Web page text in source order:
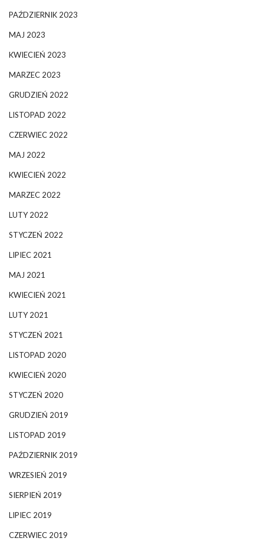
PAŹDZIERNIK 2023
MAJ 2023
KWIECIEŃ 2023
MARZEC 2023
GRUDZIEŃ 2022
LISTOPAD 2022
CZERWIEC 2022
MAJ 2022
KWIECIEŃ 2022
MARZEC 2022
LUTY 2022
STYCZEŃ 2022
LIPIEC 2021
MAJ 2021
KWIECIEŃ 2021
LUTY 2021
STYCZEŃ 2021
LISTOPAD 2020
KWIECIEŃ 2020
STYCZEŃ 2020
GRUDZIEŃ 2019
LISTOPAD 2019
PAŹDZIERNIK 2019
WRZESIEŃ 2019
SIERPIEŃ 2019
LIPIEC 2019
CZERWIEC 2019